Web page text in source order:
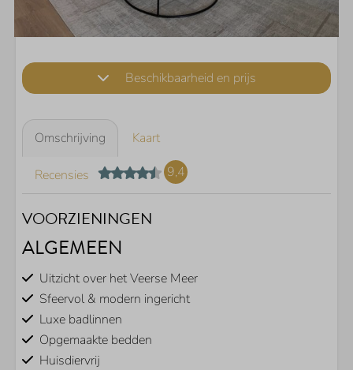
Beschikbaarheid en prijs
Omschrijving Kaart
Recensies 9,4
VOORZIENINGEN
ALGEMEEN
Uitzicht over het Veerse Meer
Sfeervol & modern ingericht
Luxe badlinnen
Opgemaakte bedden
Huisdiervrij